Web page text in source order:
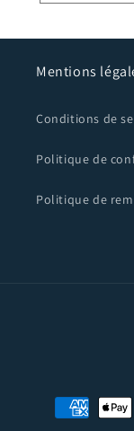
Mentions
Conditions de
Politique de
Politique de
Moyens